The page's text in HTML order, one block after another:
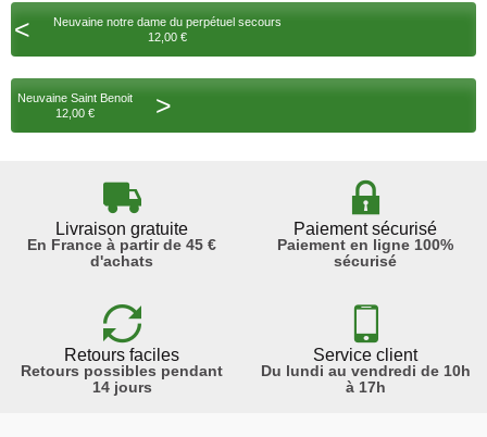
<
Neuvaine notre dame du perpétuel secours
12,00 €
Neuvaine Saint Benoit
12,00 €
>
Livraison gratuite
En France à partir de 45 €
d'achats
Paiement sécurisé
Paiement en ligne 100%
sécurisé
Retours faciles
Retours possibles pendant
14 jours
Service client
Du lundi au vendredi de 10h
à 17h